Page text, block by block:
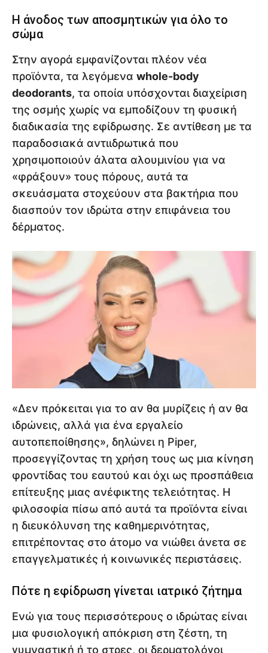
Η άνοδος των αποσμητικών για όλο το
σώμα
Στην αγορά εμφανίζονται πλέον νέα
προϊόντα, τα λεγόμενα whole-body
deodorants, τα οποία υπόσχονται διαχείριση
της οσμής χωρίς να εμποδίζουν τη φυσική
διαδικασία της εφίδρωσης. Σε αντίθεση με τα
παραδοσιακά αντιιδρωτικά που
χρησιμοποιούν άλατα αλουμινίου για να
«φράξουν» τους πόρους, αυτά τα
σκευάσματα στοχεύουν στα βακτήρια που
διασπούν τον ιδρώτα στην επιφάνεια του
δέρματος.
«Δεν πρόκειται για το αν θα μυρίζεις ή αν θα
ιδρώνεις, αλλά για ένα εργαλείο
αυτοπεποίθησης», δηλώνει η Piper,
προσεγγίζοντας τη χρήση τους ως μια κίνηση
φροντίδας του εαυτού και όχι ως προσπάθεια
επίτευξης μιας ανέφικτης τελειότητας. Η
φιλοσοφία πίσω από αυτά τα προϊόντα είναι
η διευκόλυνση της καθημερινότητας,
επιτρέποντας στο άτομο να νιώθει άνετα σε
επαγγελματικές ή κοινωνικές περιστάσεις.
Πότε η εφίδρωση γίνεται ιατρικό ζήτημα
Ενώ για τους περισσότερους ο ιδρώτας είναι
μια φυσιολογική απόκριση στη ζέστη, τη
γυμναστική ή το στρες, οι δερματολόγοι